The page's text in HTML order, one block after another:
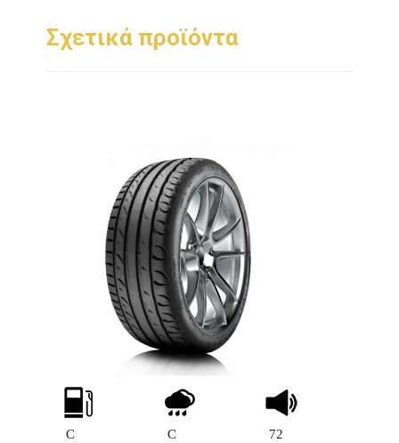
Σχετικά προϊόντα
C C 72